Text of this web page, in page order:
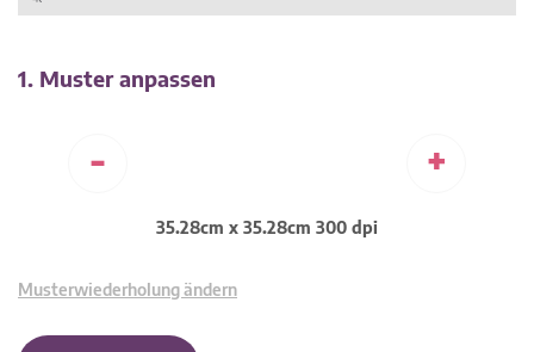
1. Muster anpassen
- +
35.28cm x 35.28cm 300 dpi
Musterwiederholung ändern